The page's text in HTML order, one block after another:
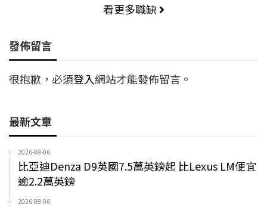
看更多職缺
發佈留言
很抱歉，必須登入網站才能發佈留言。
最新文章
2026-08-06
比亞迪Denza D9英國7.5萬英鎊起 比Lexus LM便宜
逾2.2萬英鎊
2026-08-06